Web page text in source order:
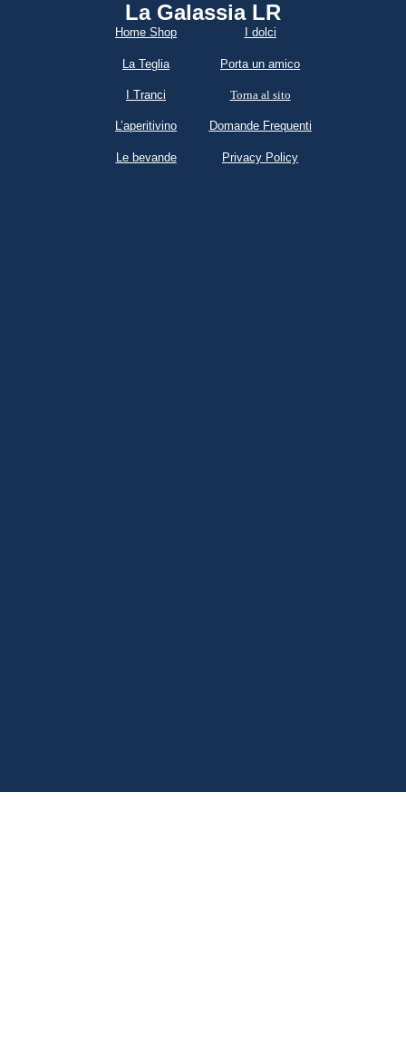
La Galassia LR​
Home Shop
La Teglia
I Tranci
L’aperitivino
Le bevande
I dolci
Porta un amico
Torna al sito
Domande Frequenti
Privacy Policy